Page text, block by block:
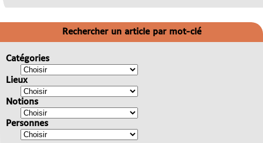
Rechercher un article par mot-clé
Catégories
Lieux
Notions
Personnes